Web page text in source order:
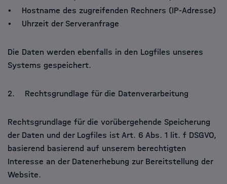
• Hostname des zugreifenden Rechners (IP-Adresse)
• Uhrzeit der Serveranfrage
Die Daten werden ebenfalls in den Logfiles unseres
Systems gespeichert.
2. Rechtsgrundlage für die Datenverarbeitung
Rechtsgrundlage für die vorübergehende Speicherung
der Daten und der Logfiles ist Art. 6 Abs. 1 lit. f DSGVO,
basierend basierend auf unserem berechtigten
Interesse an der Datenerhebung zur Bereitstellung der
Website.